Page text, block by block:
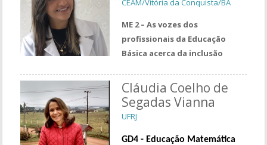
CEAM/Vitória da Conquista/BA
ME 2 – As vozes dos
profissionais da Educação
Básica acerca da inclusão
Cláudia Coelho de
Segadas Vianna
UFRJ
GD4 - Educação Matemática